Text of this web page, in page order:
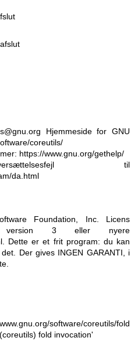
Hjemmeside for GNU
coreutils/
https://www.gnu.org/gethelp/
til
da.html
Foundation, Inc. Licens
version 3 eller nyere
Dette er et frit program: du kan
Der gives INGEN GARANTI, i
software/coreutils/fold
fold invocation'